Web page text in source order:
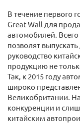
В течение первого
Great Wall для
автомобилей.
позволят
руководство
продукцию не
Так, к 2015 году
широко
Великобритании.
конкуренции и
китайским